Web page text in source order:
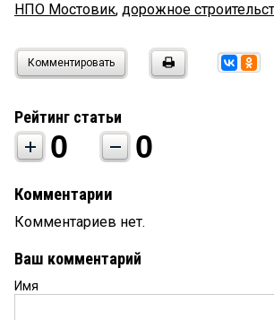
НПО Мостовик, дорожное
Комментировать
Рейтинг статьи
0 0
Комментарии
Комментариев нет.
Ваш комментарий
Имя